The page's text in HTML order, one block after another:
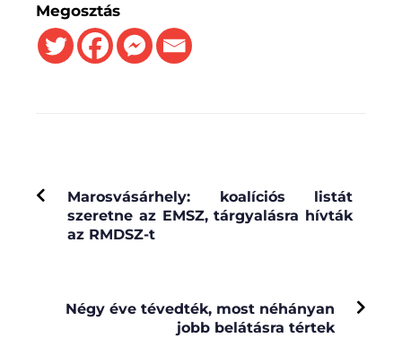
Megosztás
Marosvásárhely: koalíciós listát
szeretne az EMSZ, tárgyalásra hívták
az RMDSZ-t
Négy éve tévedték, most néhányan
jobb belátásra tértek